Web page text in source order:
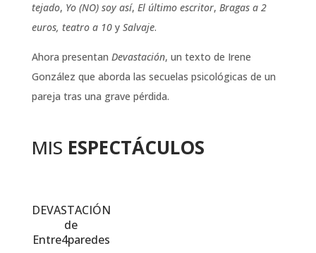
tejado, Yo (NO) soy así, El último escritor, Bragas a 2
euros, teatro a 10y Salvaje.
Ahora presentan Devastación, un texto de Irene
González que aborda las secuelas psicológicas de un
pareja tras una grave pérdida.
MIS ESPECTÁCULOS
DEVASTACIÓN
de
Entre4paredes